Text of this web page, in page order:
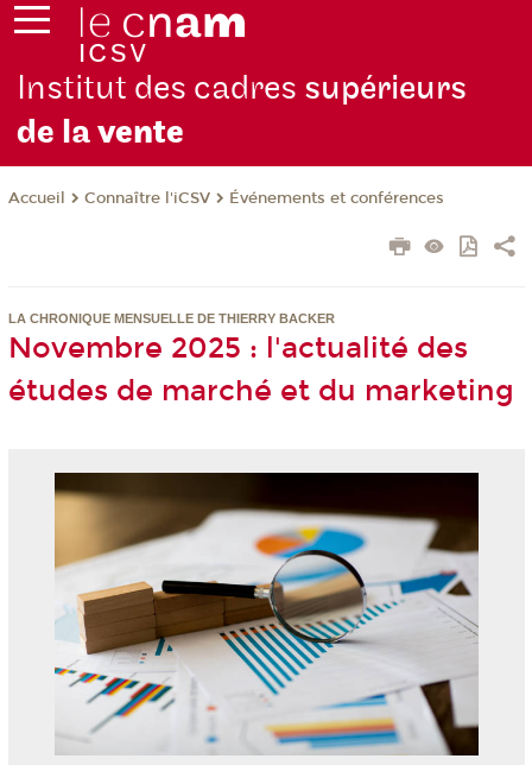
Institut des cadres supérieurs
de lavente
Accueil Connaître l'iCSV Événements et conférences
LA CHRONIQUE MENSUELLE DE THIERRY BACKER
Novembre 2025 : l'actualité des
études de marché et du marketing